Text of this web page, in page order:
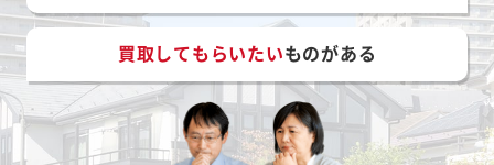
買取してもらいたいものがある